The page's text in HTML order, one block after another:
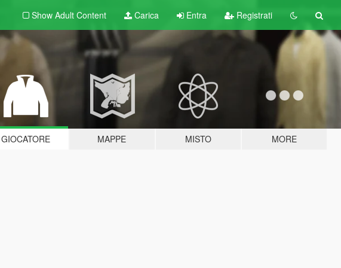
Show Adult Content Carica Entra Registrati
GIOCATORE MAPPE MISTO MORE